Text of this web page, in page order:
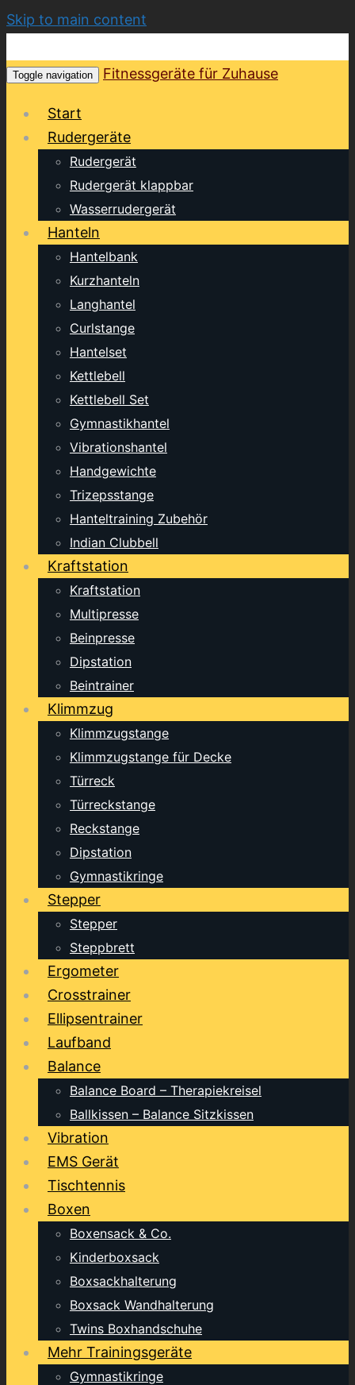
Skip to main content
Toggle navigation Fitnessgeräte für Zuhause
Start
Rudergeräte
Rudergerät
Rudergerät klappbar
Wasserrudergerät
Hanteln
Hantelbank
Kurzhanteln
Langhantel
Curlstange
Hantelset
Kettlebell
Kettlebell Set
Gymnastikhantel
Vibrationshantel
Handgewichte
Trizepsstange
Hanteltraining Zubehör
Indian Clubbell
Kraftstation
Kraftstation
Multipresse
Beinpresse
Dipstation
Beintrainer
Klimmzug
Klimmzugstange
Klimmzugstange für Decke
Türreck
Türreckstange
Reckstange
Dipstation
Gymnastikringe
Stepper
Stepper
Steppbrett
Ergometer
Crosstrainer
Ellipsentrainer
Laufband
Balance
Balance Board – Therapiekreisel
Ballkissen – Balance Sitzkissen
Vibration
EMS Gerät
Tischtennis
Boxen
Boxensack & Co.
Kinderboxsack
Boxsackhalterung
Boxsack Wandhalterung
Twins Boxhandschuhe
Mehr Trainingsgeräte
Gymnastikringe